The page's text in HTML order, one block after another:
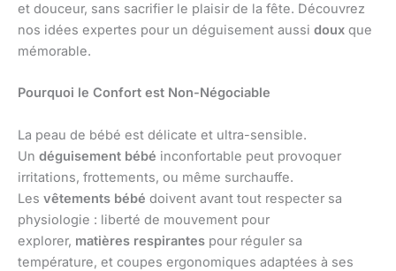
et douceur, sans sacrifier le plaisir de la fête. Découvrez
nos idées expertes pour un déguisement aussi doux que
mémorable.
Pourquoi le Confort est Non-Négociable
La peau de bébé est délicate et ultra-sensible.
Un déguisement bébé inconfortable peut provoquer
irritations, frottements, ou même surchauffe.
Les vêtements bébé doivent avant tout respecter sa
physiologie : liberté de mouvement pour
explorer, matières respirantes pour réguler sa
température, et coupes ergonomiques adaptées à ses